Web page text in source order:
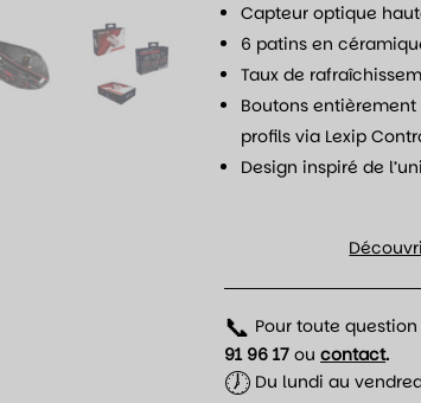
Capteur optique
6 patins en
Taux de
Boutons
profils via Lexip
Design inspiré de
📞 Pour toute
91 96 17 oucontact.
🕖 Du lundi au